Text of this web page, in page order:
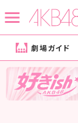
劇場ガイド